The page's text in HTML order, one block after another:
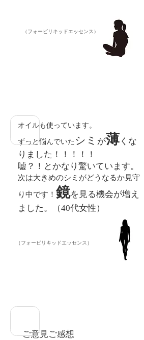
​（フォービリキッドエッセンス）
オイルも使っています。
ずっと悩んでいた シミ が薄 くな
りました！！！！！
嘘？！とかなり驚いています。
次は大きめのシミがどうなるか見守
り中です！ 鏡を見る機会が増え
ました。（40代女性）
​（フォービリキッドエッセンス）
ご意見ご感想